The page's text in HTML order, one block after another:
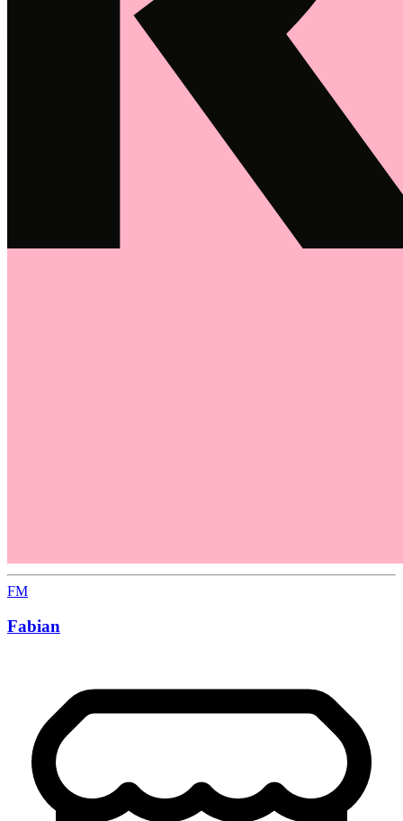
FM
Fabian